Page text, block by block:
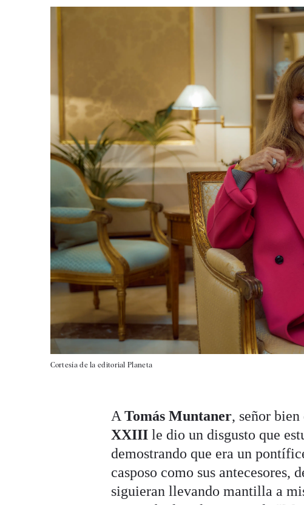
Cortesía de la editorial Planeta
ATomás Muntaner, señor
XXIII le dio un disgusto que
demostrando que era un
casposo como sus antecesores,
siguieran llevando mantilla a